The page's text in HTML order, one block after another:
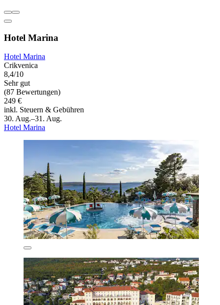
Hotel Marina
Hotel Marina
Crikvenica
8,4/10
Sehr gut
(87 Bewertungen)
249 €
inkl. Steuern & Gebühren
30. Aug.–31. Aug.
Hotel Marina